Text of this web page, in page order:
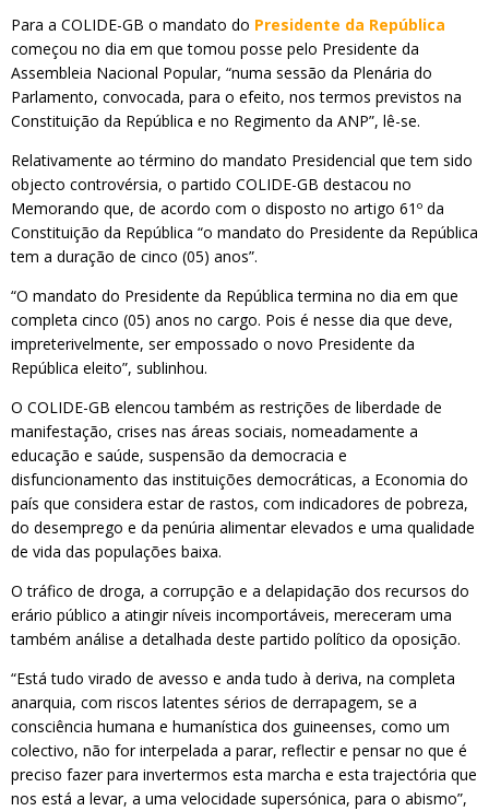
Para a COLIDE-GB o mandato do Presidente da República
começou no dia em que tomou posse pelo Presidente da
Assembleia Nacional Popular, “numa sessão da Plenária do
Parlamento, convocada, para o efeito, nos termos previstos na
Constituição da República e no Regimento da ANP”, lê-se.
Relativamente ao término do mandato Presidencial que tem sido
objecto controvérsia, o partido COLIDE-GB destacou no
Memorando que, de acordo com o disposto no artigo 61º da
Constituição da República “o mandato do Presidente da República
tem a duração de cinco (05) anos”.
“O mandato do Presidente da República termina no dia em que
completa cinco (05) anos no cargo. Pois é nesse dia que deve,
impreterivelmente, ser empossado o novo Presidente da
República eleito”, sublinhou.
O COLIDE-GB elencou também as restrições de liberdade de
manifestação, crises nas áreas sociais, nomeadamente a
educação e saúde, suspensão da democracia e
disfuncionamento das instituições democráticas, a Economia do
país que considera estar de rastos, com indicadores de pobreza,
do desemprego e da penúria alimentar elevados e uma qualidade
de vida das populações baixa.
O tráfico de droga, a corrupção e a delapidação dos recursos do
erário público a atingir níveis incomportáveis, mereceram uma
também análise a detalhada deste partido político da oposição.
“Está tudo virado de avesso e anda tudo à deriva, na completa
anarquia, com riscos latentes sérios de derrapagem, se a
consciência humana e humanística dos guineenses, como um
colectivo, não for interpelada a parar, reflectir e pensar no que é
preciso fazer para invertermos esta marcha e esta trajectória que
nos está a levar, a uma velocidade supersónica, para o abismo”,